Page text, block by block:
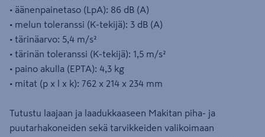
• äänenpainetaso (LpA): 86 dB (A)
• melun toleranssi (K-tekijä): 3 dB (A)
• tärinäarvo: 5,4 m/s²
• tärinän toleranssi (K-tekijä): 1,5 m/s²
• paino akulla (EPTA): 4,3 kg
• mitat (p x l x k): 762 x 214 x 234 mm
Tutustu laajaan ja laadukkaaseen Makitan piha- ja
puutarhakoneiden sekä tarvikkeiden valikoimaan